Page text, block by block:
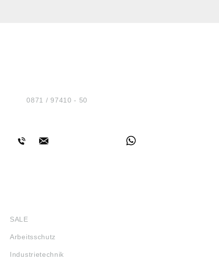
Tel.:0871 / 97410 - 50
SALE
Arbeitsschutz
Industrietechnik